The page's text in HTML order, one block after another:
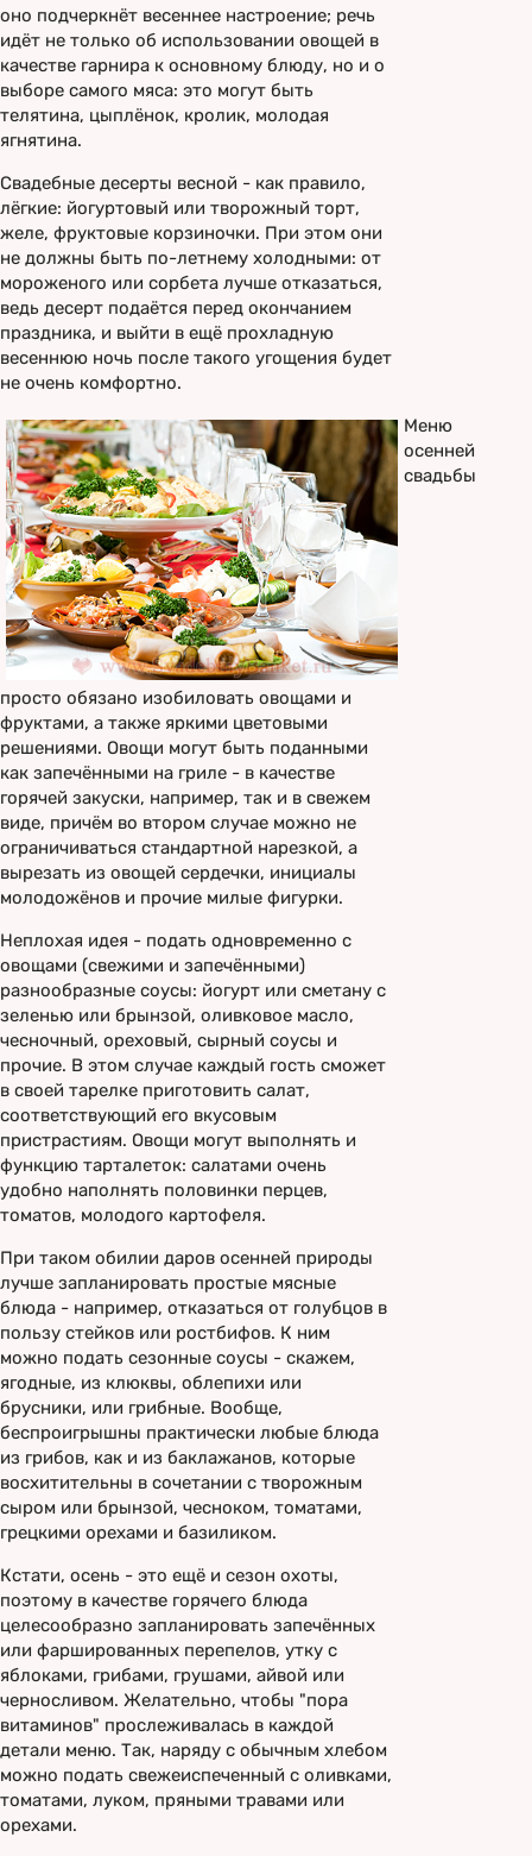
оно подчеркнёт весеннее настроение; речь
идёт не только об использовании овощей в
качестве гарнира к основному блюду, но и о
выборе самого мяса: это могут быть
телятина, цыплёнок, кролик, молодая
ягнятина.
Свадебные десерты весной - как правило,
лёгкие: йогуртовый или творожный торт,
желе, фруктовые корзиночки. При этом они
не должны быть по-летнему холодными: от
мороженого или сорбета лучше отказаться,
ведь десерт подаётся перед окончанием
праздника, и выйти в ещё прохладную
весеннюю ночь после такого угощения будет
не очень комфортно.
Меню
осенней
свадьбы
просто обязано изобиловать овощами и
фруктами, а также яркими цветовыми
решениями. Овощи могут быть поданными
как запечёнными на гриле - в качестве
горячей закуски, например, так и в свежем
виде, причём во втором случае можно не
ограничиваться стандартной нарезкой, а
вырезать из овощей сердечки, инициалы
молодожёнов и прочие милые фигурки.
Неплохая идея - подать одновременно с
овощами (свежими и запечёнными)
разнообразные соусы: йогурт или сметану с
зеленью или брынзой, оливковое масло,
чесночный, ореховый, сырный соусы и
прочие. В этом случае каждый гость сможет
в своей тарелке приготовить салат,
соответствующий его вкусовым
пристрастиям. Овощи могут выполнять и
функцию тарталеток: салатами очень
удобно наполнять половинки перцев,
томатов, молодого картофеля.
При таком обилии даров осенней природы
лучше запланировать простые мясные
блюда - например, отказаться от голубцов в
пользу стейков или ростбифов. К ним
можно подать сезонные соусы - скажем,
ягодные, из клюквы, облепихи или
брусники, или грибные. Вообще,
беспроигрышны практически любые блюда
из грибов, как и из баклажанов, которые
восхитительны в сочетании с творожным
сыром или брынзой, чесноком, томатами,
грецкими орехами и базиликом.
Кстати, осень - это ещё и сезон охоты,
поэтому в качестве горячего блюда
целесообразно запланировать запечённых
или фаршированных перепелов, утку с
яблоками, грибами, грушами, айвой или
черносливом. Желательно, чтобы "пора
витаминов" прослеживалась в каждой
детали меню. Так, наряду с обычным хлебом
можно подать свежеиспеченный с оливками,
томатами, луком, пряными травами или
орехами.